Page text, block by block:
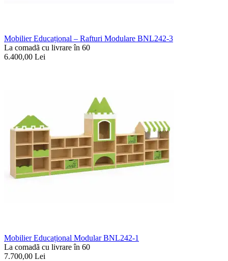
Mobilier Educațional – Rafturi Modulare BNL242-3
La comadã cu livrare în 60
6.400,00 Lei
Mobilier Educațional Modular BNL242-1
La comadã cu livrare în 60
7.700,00 Lei